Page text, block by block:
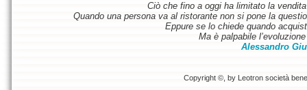
Ciò che fino a oggi ha limitato la
Quando una persona va al ristorante non si pone la
Eppure se lo chiede quando
Ma è palpabile
Alessandro
Copyright ©, by Leotron società